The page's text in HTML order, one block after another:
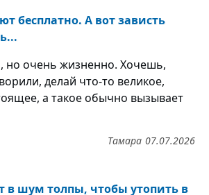
бесплатно. А вот зависть
но очень жизненно. Хочешь,
делай что-то великое,
а такое обычно вызывает
07.07.2026
Тамара
в шум толпы, чтобы утопить в